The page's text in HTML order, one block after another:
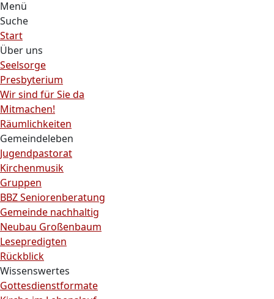
Menü
Suche
Start
Über uns
Seelsorge
Presbyterium
Wir sind für Sie da
Mitmachen!
Räumlichkeiten
Gemeindeleben
Jugendpastorat
Kirchenmusik
Gruppen
BBZ Seniorenberatung
Gemeinde nachhaltig
Neubau Großenbaum
Lesepredigten
Rückblick
Wissenswertes
Gottesdienstformate